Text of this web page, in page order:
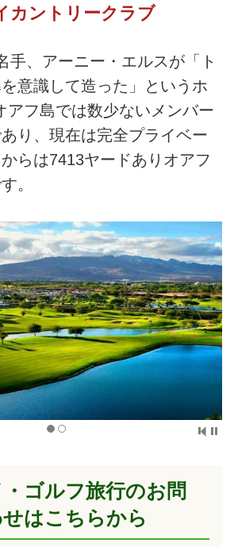
カントリークラブ
手、アーニー・エルスが「ト
意識して造った」というホ
アフ島では数少ないメンバー
り、現在は完全プライベー
らは7413ヤードありオアフ
。
ゴルフ旅行のお問
はこちらから